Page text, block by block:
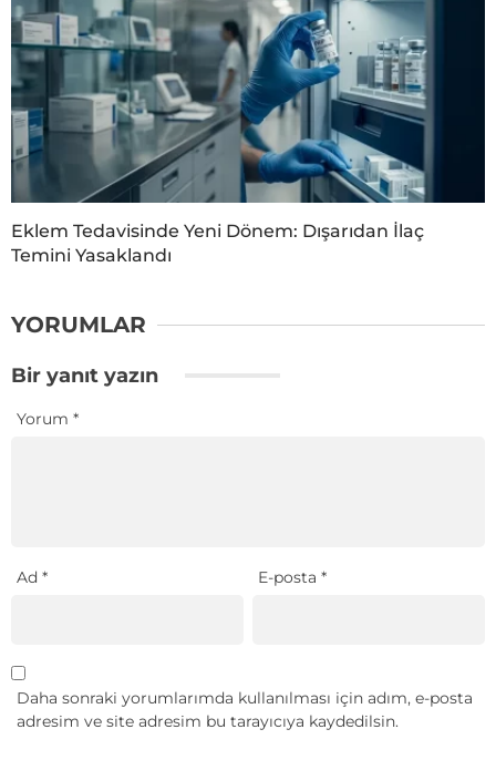
Eklem Tedavisinde Yeni Dönem: Dışarıdan İlaç
Temini Yasaklandı
YORUMLAR
Bir yanıt yazın
Yorum *
Ad * E-posta*
Daha sonraki yorumlarımda kullanılması için adım, e-posta
adresim ve site adresim bu tarayıcıya kaydedilsin.